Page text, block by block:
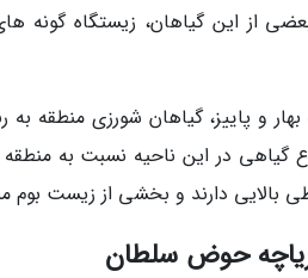
از این گیاهان، زیستگاه گونه
و پاییز، گیاهان شورزی منطقه
گیاهی در این ناحیه نسبت به
دارند و بخشی از زیست بوم
حوض سلطان